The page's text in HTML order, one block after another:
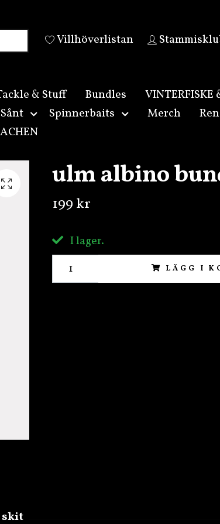
Villhöverlistan
& Stuff Bundles
VINTERFISKE
Spinnerbaits Merch
ulm albino
199 kr
I lager.
LÄGG I